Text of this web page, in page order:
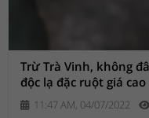
Trừ Trà Vinh, không
độc lạ đặc ruột giá
11:47 AM, 04/07/2022